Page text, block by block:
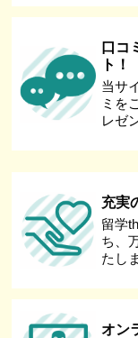
口コ
ト！
当サ
ミを
レゼ
充実
留学
ち、
たし
オン